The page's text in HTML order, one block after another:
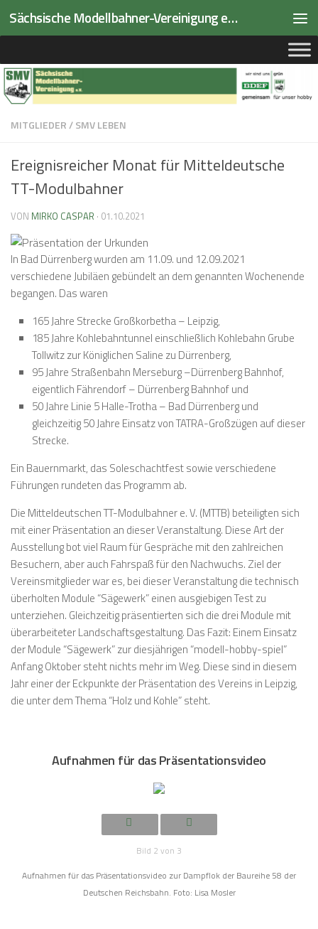
Zum Inhalt springen Sächsische Modellbahner-Vereinigung e.V.
MITGLIEDER/SMV LEBEN
Ereignisreicher Monat für Mitteldeutsche
TT-Modulbahner
VON MIRKO CASPAR · 01.10.2021
In Bad Dürrenberg wurden am 11.09. und 12.09.2021
verschiedene Jubiläen gebündelt an dem genannten Wochenende
begangen. Das waren
165 Jahre Strecke Großkorbetha – Leipzig,
185 Jahre Kohlebahntunnel einschließlich Kohlebahn Grube
Tollwitz zur Königlichen Saline zu Dürrenberg,
95 Jahre Straßenbahn Merseburg –Dürrenberg Bahnhof,
eigentlich Fährendorf – Dürrenberg Bahnhof und
50 Jahre Linie 5 Halle-Trotha – Bad Dürrenberg und
gleichzeitig 50 Jahre Einsatz von TATRA-Großzügen auf dieser
Strecke.
Ein Bauernmarkt, das Soleschachtfest sowie verschiedene
Führungen rundeten das Programm ab.
Die Mitteldeutschen TT-Modulbahner e. V. (MTTB) beteiligten sich
mit einer Präsentation an dieser Veranstaltung. Diese Art der
Ausstellung bot viel Raum für Gespräche mit den zahlreichen
Besuchern, aber auch Fahrspaß für den Nachwuchs. Ziel der
Vereinsmitglieder war es, bei dieser Veranstaltung die technisch
überholten Module “Sägewerk” einen ausgiebigen Test zu
unterziehen. Gleichzeitig präsentierten sich die drei Module mit
überarbeiteter Landschaftsgestaltung. Das Fazit: Einem Einsatz
der Module “Sägewerk” zur diesjährigen “modell-hobby-spiel”
Anfang Oktober steht nichts mehr im Weg. Diese sind in diesem
Jahr einer der Eckpunkte der Präsentation des Vereins in Leipzig,
die unter dem Thema “Holz und Kohle” steht.
Aufnahmen für das Präsentationsvideo
Bild 2 von 3
Aufnahmen für das Präsentationsvideo zur Dampflok der Baureihe 58 der
Deutschen Reichsbahn. Foto: Lisa Mosler